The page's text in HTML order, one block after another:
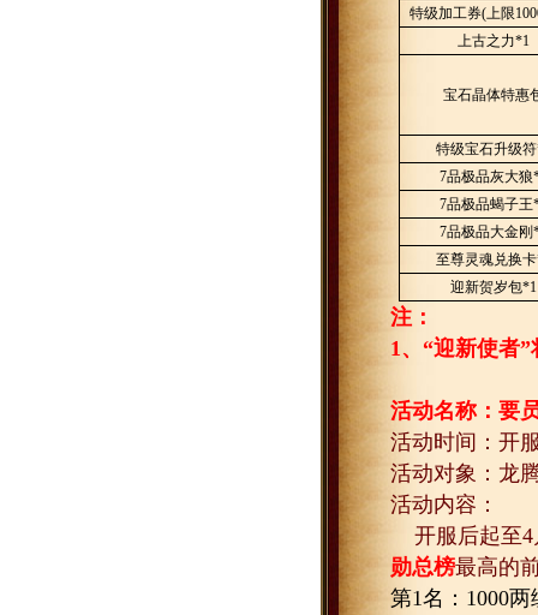
特级加工券(上限
上古之力*1
宝石晶体特惠
特级宝石升级符
7品极品灰大狼
7品极品蝎子王
7品极品大金刚
至尊灵魂兑换卡
迎新贺岁包*1
注：
1、“迎新使者
活动名称：要
活动时间：开
活动对象：龙
活动内容：
开服后起至4
勋总榜最高的
第1名： 1000两